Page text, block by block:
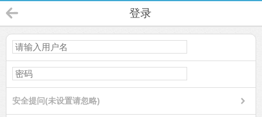
登录
安全提问(未设置请忽略)